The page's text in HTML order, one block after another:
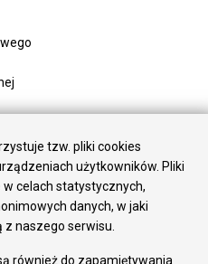
tzw. pliki cookies
użytkowników. Pliki
celach statystycznych,
danych, w jaki
naszego serwisu.
również do zapamiętywania